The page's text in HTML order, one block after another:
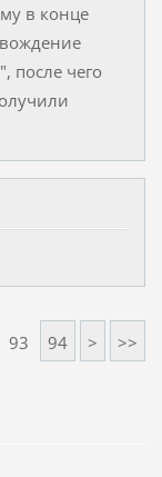
в конце
после чего
93 94 > >>